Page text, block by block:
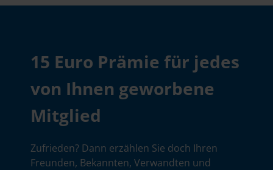
15 Euro Prämie für jedes
von Ihnen geworbene
Mitglied
Zufrieden? Dann erzählen Sie doch Ihren
Freunden, Bekannten, Verwandten und